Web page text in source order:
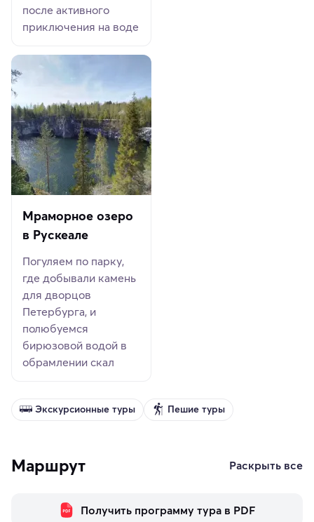
после активного
приключения на воде
Мраморное озеро
в Рускеале
Погуляем по парку,
где добывали камень
для дворцов
Петербурга, и
полюбуемся
бирюзовой водой в
обрамлении скал
Экскурсионные туры Пешие туры
Маршрут Раскрыть все
Получить программу тура в PDF